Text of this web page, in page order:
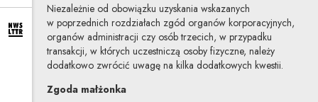
rozwiń formularz zapisu na newsletter
Niezależnie od obowiązku uzyskania wskazanych
w poprzednich rozdziałach zgód organów korporacyjnych,
organów administracji czy osób trzecich, w przypadku
transakcji, w których uczestniczą osoby fizyczne, należy
dodatkowo zwrócić uwagę na kilka dodatkowych kwestii.
Zgoda małżonka